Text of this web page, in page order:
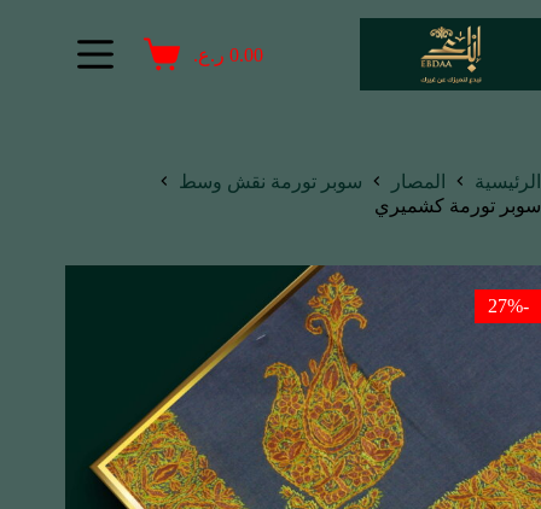
0.00 ر.ع.
الرئيسية المصار
سوبر تورمة نقش وسط
سوبر تورمة كشميري
-27%